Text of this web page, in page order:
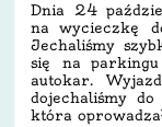
Dnia 24
na wycieczkę
Jechaliśmy
się na
autokar.
dojechaliśmy
która